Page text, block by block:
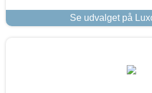
Se udvalget på